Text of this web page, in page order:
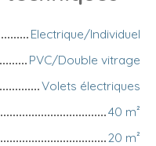
Electrique/Individuel
PVC/Double vitrage
Volets électriques
40 m²
20 m²